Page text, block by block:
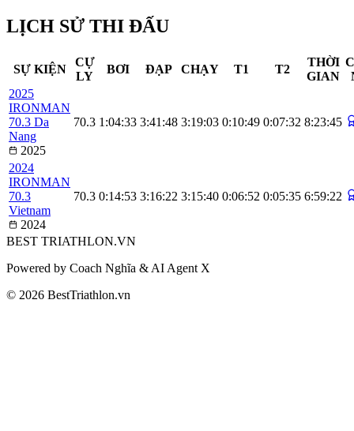
LỊCH SỬ THI ĐẤU
SỰ KIỆN
CỰ
LY
BƠI ĐẠP CHẠY T1 T2
THỜI
GIAN
2025
IRONMAN
70.3 Da
Nang
2025
70.3 1:04:33 3:41:48 3:19:03 0:10:49 0:07:32 8:23:45
2024
IRONMAN
70.3
Vietnam
2024
70.3 0:14:53 3:16:22 3:15:40 0:06:52 0:05:35 6:59:22
BEST TRIATHLON.VN
Powered by Coach Nghĩa & AI Agent X
© 2026 BestTriathlon.vn